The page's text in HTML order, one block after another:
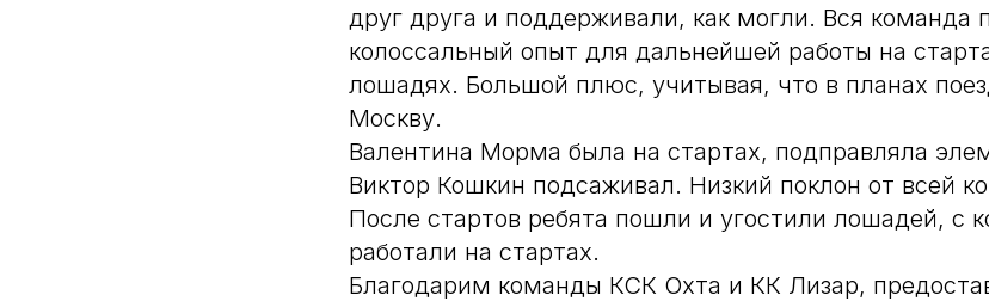
друг друга и поддерживали, как могли. Вся команда
колоссальный опыт для дальнейшей работы на
лошадях. Большой плюс, учитывая, что в планах
Москву.
Валентина Морма была на стартах, подправляла
Виктор Кошкин подсаживал. Низкий поклон от всей
После стартов ребята пошли и угостили лошадей, с
работали на стартах.
Благодарим команды КСК Охта и КК Лизар,